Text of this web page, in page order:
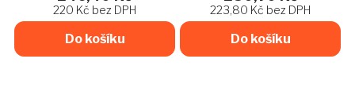
220 Kč bez DPH
Do košíku
lískového oříšku...
223,80 Kč bez DPH
Do košíku
si ho do ní ale přece jen...